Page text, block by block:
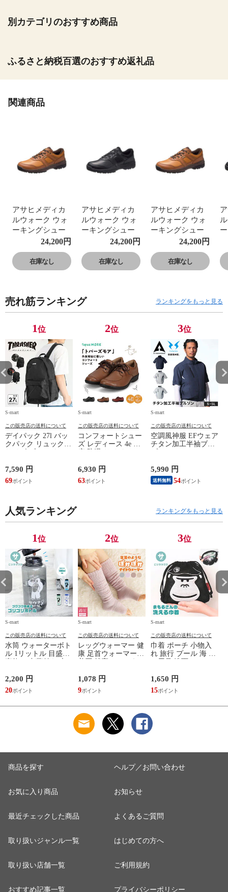
別カテゴリのおすすめ商品
ふるさと納税百選のおすすめ返礼品
関連商品
アサヒメディカ
ルウォーク ウォ
ーキングシュー
ズ レディース メ
ンズ 防水 ゴアテ
ックス 4E 本革
レザー 反射材 黒
24,200円
在庫なし
アサヒメディカ
ルウォーク ウォ
ーキングシュー
ズ レディース メ
ンズ 防水 ゴアテ
ックス 4E 本革
レザー 反射材 黒
24,200円
在庫なし
アサヒメディカ
ルウォーク ウォ
ーキングシュー
ズ レディース メ
ンズ 防水 ゴアテ
ックス 4E 本革
レザー 反射材 黒
24,200円
在庫なし
売れ筋ランキング ランキングをもっと見る
1位
S-mart
この販売店の送料について
デイパック 27l バッ
クパック リュック
鞄 機内持ち込み 夏
スラッシャー
THRASHER r1929
7,590 円
69
2位
S-mart
この販売店の送料について
コンフォートシュー
ズ レディース 4e 幅
シューズ 黒 トパー
ズ モア 靴 カジュア
ルシューズ 外反母趾
TOPAZ 1410
6,930 円
63
3位
S-mart
この販売店の送料について
空調風神服 EFウェア
チタン加工半袖ブル
ジャケット 遮熱 作
業服 作業着 上着 ア
タックベース KF100
5,990 円
送料無料 54
人気ランキング ランキングをもっと見る
1位
S-mart
この販売店の送料について
水筒 ウォーターボト
ル 1リットル 目盛り
マイボトル 動物 ア
ニマル ゴリラ ごリ
ラックス ゴリゴリボ
2,200 円
20
2位
S-mart
この販売店の送料について
レッグウォーマー 健
康 足首ウォーマー
ふんわり 足湯のよう
なぽかぽかナイトウ
ォーマー inf-26
1,078 円
9
3位
S-mart
この販売店の送料について
巾着 ポーチ 小物入
れ 旅行 プール 海 バ
サウナ ごリラックス
まもるさんの洗える
巾着 ブラック 黒
1,650 円
15
商品を探す
お気に入り商品
最近チェックした商品
取り扱いジャンル一覧
取り扱い店舗一覧
おすすめ記事一覧
ヘルプ／お問い合わせ
お知らせ
よくあるご質問
はじめての方へ
ご利用規約
プライバシーポリシー